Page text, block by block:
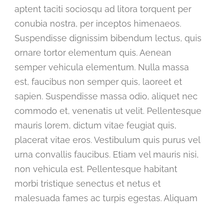
aptent taciti sociosqu ad litora torquent per
conubia nostra, per inceptos himenaeos.
Suspendisse dignissim bibendum lectus, quis
ornare tortor elementum quis. Aenean
semper vehicula elementum. Nulla massa
est, faucibus non semper quis, laoreet et
sapien. Suspendisse massa odio, aliquet nec
commodo et, venenatis ut velit. Pellentesque
mauris lorem, dictum vitae feugiat quis,
placerat vitae eros. Vestibulum quis purus vel
urna convallis faucibus. Etiam vel mauris nisi,
non vehicula est. Pellentesque habitant
morbi tristique senectus et netus et
malesuada fames ac turpis egestas. Aliquam